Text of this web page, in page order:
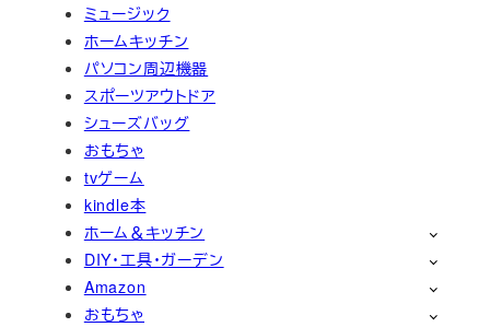
ミュージック
ホームキッチン
パソコン周辺機器
スポーツアウトドア
シューズバッグ
おもちゃ
tvゲーム
kindle本
ホーム＆キッチン
DIY・工具・ガーデン
Amazon
おもちゃ